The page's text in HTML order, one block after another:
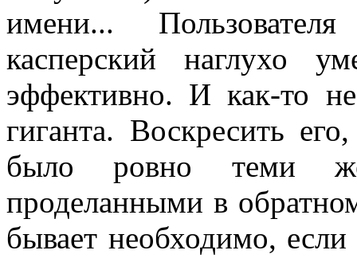
имени...
касперский наглухо
эффективно. И как-то
гиганта. Воскресить
было ровно теми же
проделанными в
бывает необходимо,